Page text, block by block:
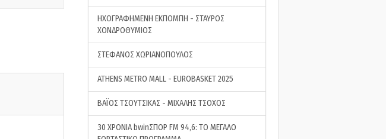
ΗΧΟΓΡΑΦΗΜΕΝΗ ΕΚΠΟΜΠΗ - ΣΤΑΥΡΟΣ
ΧΟΝΔΡΟΘΥΜΙΟΣ
ΣΤΕΦΑΝΟΣ ΧΩΡΙΑΝΟΠΟΥΛΟΣ
ATHENS METRO MALL - EUROBASKET 2025
ΒΑΪΟΣ ΤΣΟΥΤΣΙΚΑΣ - ΜΙΧΑΛΗΣ ΤΣΟΧΟΣ
30 ΧΡΟΝΙΑ bwinΣΠΟΡ FM 94,6: ΤΟ ΜΕΓΑΛΟ